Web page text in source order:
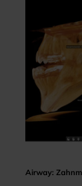
Airway: